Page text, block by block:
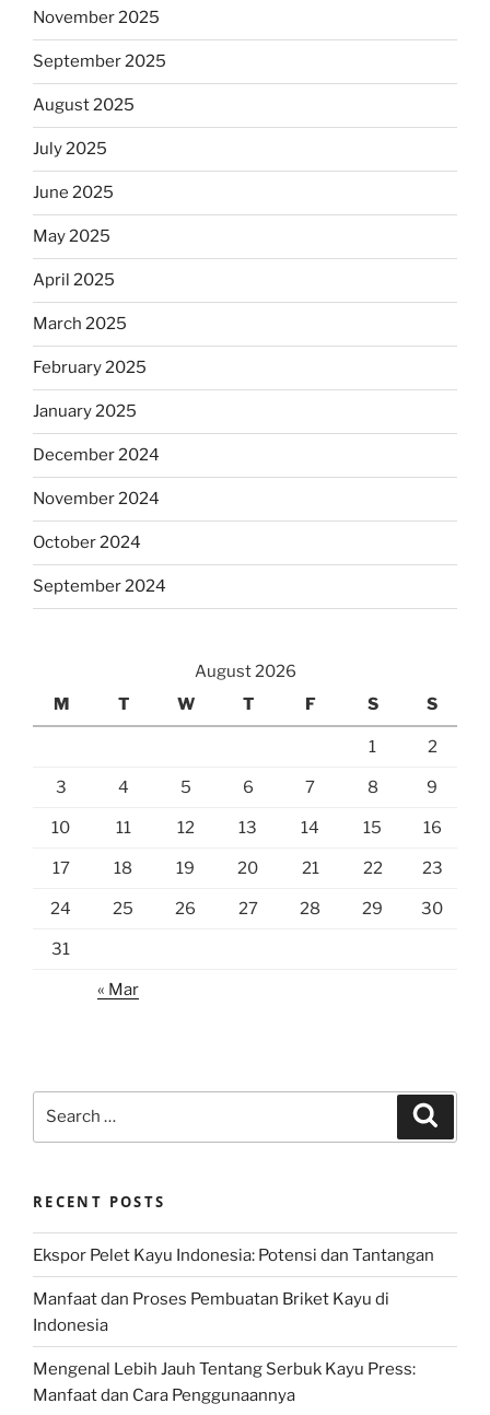
November 2025
September 2025
August 2025
July 2025
June 2025
May 2025
April 2025
March 2025
February 2025
January 2025
December 2024
November 2024
October 2024
September 2024
August 2026
M
T W T F S S
1 2
3 4 5 6 7 8 9
10 11 12 13 14 15 16
17 18 19 20 21 22 23
24 25 26 27 28 29 30
31
« Mar
RECENT POSTS
Ekspor Pelet Kayu Indonesia: Potensi dan Tantangan
Manfaat dan Proses Pembuatan Briket Kayu di
Indonesia
Mengenal Lebih Jauh Tentang Serbuk Kayu Press:
Manfaat dan Cara Penggunaannya